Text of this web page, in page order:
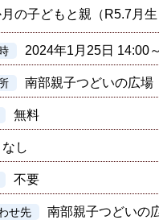
の子どもと親（R5.7月生
2024年1月25日 14:00
南部親子つどいの広場
無料
なし
不要
せ先 南部親子つどいの